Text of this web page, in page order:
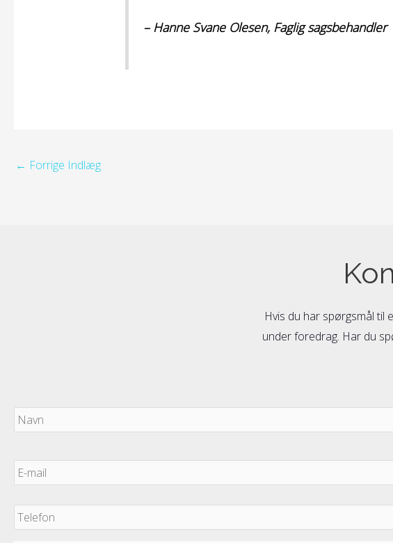
– Hanne Svane Olesen, Faglig sagsbehandler
← Forrige Indlæg
Hvis du har spørgsmål til
under foredrag. Har du
Navn
E-
mail *
Telefon